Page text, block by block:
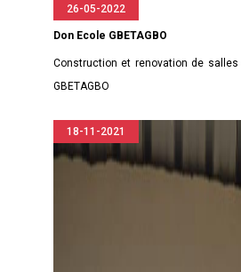
26-05-2022
Don Ecole GBETAGBO
Construction et renovation de salles
GBETAGBO
18-11-2021